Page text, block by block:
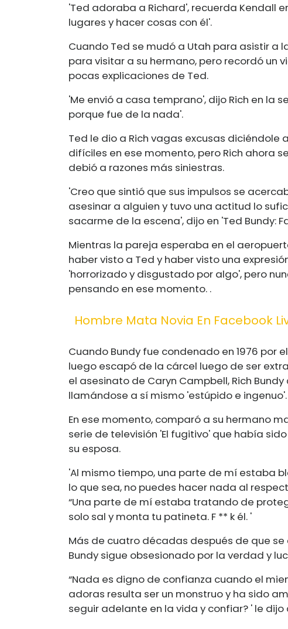
'Ted adoraba a Richard', recuerda Kendall
lugares y hacer cosas con él'.
Cuando Ted se mudó a Utah para asistir a
para visitar a su hermano, pero recordó un
pocas explicaciones de Ted.
'Me envió a casa temprano', dijo Rich en la
porque fue de la nada'.
Ted le dio a Rich vagas excusas diciéndole
difíciles en ese momento, pero Rich ahora
debió a razones más siniestras.
'Creo que sintió que sus impulsos se
asesinar a alguien y tuvo una actitud lo
sacarme de la escena', dijo en 'Ted Bundy:
Mientras la pareja esperaba en el
haber visto a Ted y haber visto una
'horrorizado y disgustado por algo', pero
pensando en ese momento. .
Hombre Mata Novia En Facebook
Cuando Bundy fue condenado en 1976 por
luego escapó de la cárcel luego de ser
el asesinato de Caryn Campbell, Rich
llamándose a sí mismo 'estúpido e ingenuo'.
En ese momento, comparó a su hermano
serie de televisión 'El fugitivo' que había
su esposa.
'Al mismo tiempo, una parte de mí estaba
lo que sea, no puedes hacer nada al
“Una parte de mí estaba tratando de
solo sal y monta tu patineta. F ** k él. '
Más de cuatro décadas después de que se
Bundy sigue obsesionado por la verdad y
“Nada es digno de confianza cuando el
adoras resulta ser un monstruo y ha sido
seguir adelante en la vida y confiar? ' le dijo